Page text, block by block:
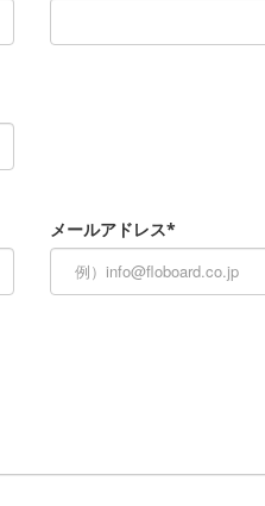
メールアドレス*